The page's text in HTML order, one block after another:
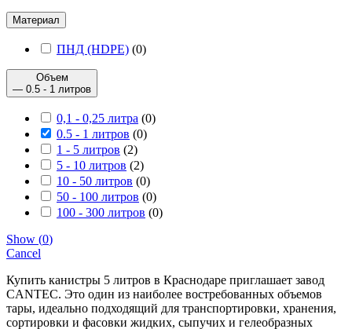
Материал
ПНД (HDPE) (0)
Объем
— 0.5 - 1 литров
0,1 - 0,25 литра (0)
0.5 - 1 литров (0)
1 - 5 литров (2)
5 - 10 литров (2)
10 - 50 литров (0)
50 - 100 литров (0)
100 - 300 литров (0)
Show (0)
Cancel
Купить канистры 5 литров в Краснодаре приглашает завод
CANTEC. Это один из наиболее востребованных объемов
тары, идеально подходящий для транспортировки, хранения,
сортировки и фасовки жидких, сыпучих и гелеобразных